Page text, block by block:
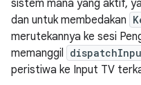
sistem mana yang aktif,
dan untuk membedakan
merutekannya ke sesi
memanggil
peristiwa ke Input TV